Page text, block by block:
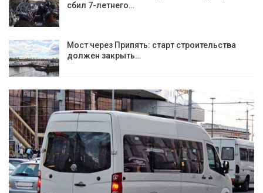
сбил 7-летнего…
Мост через Припять: старт строительства
должен закрыть…